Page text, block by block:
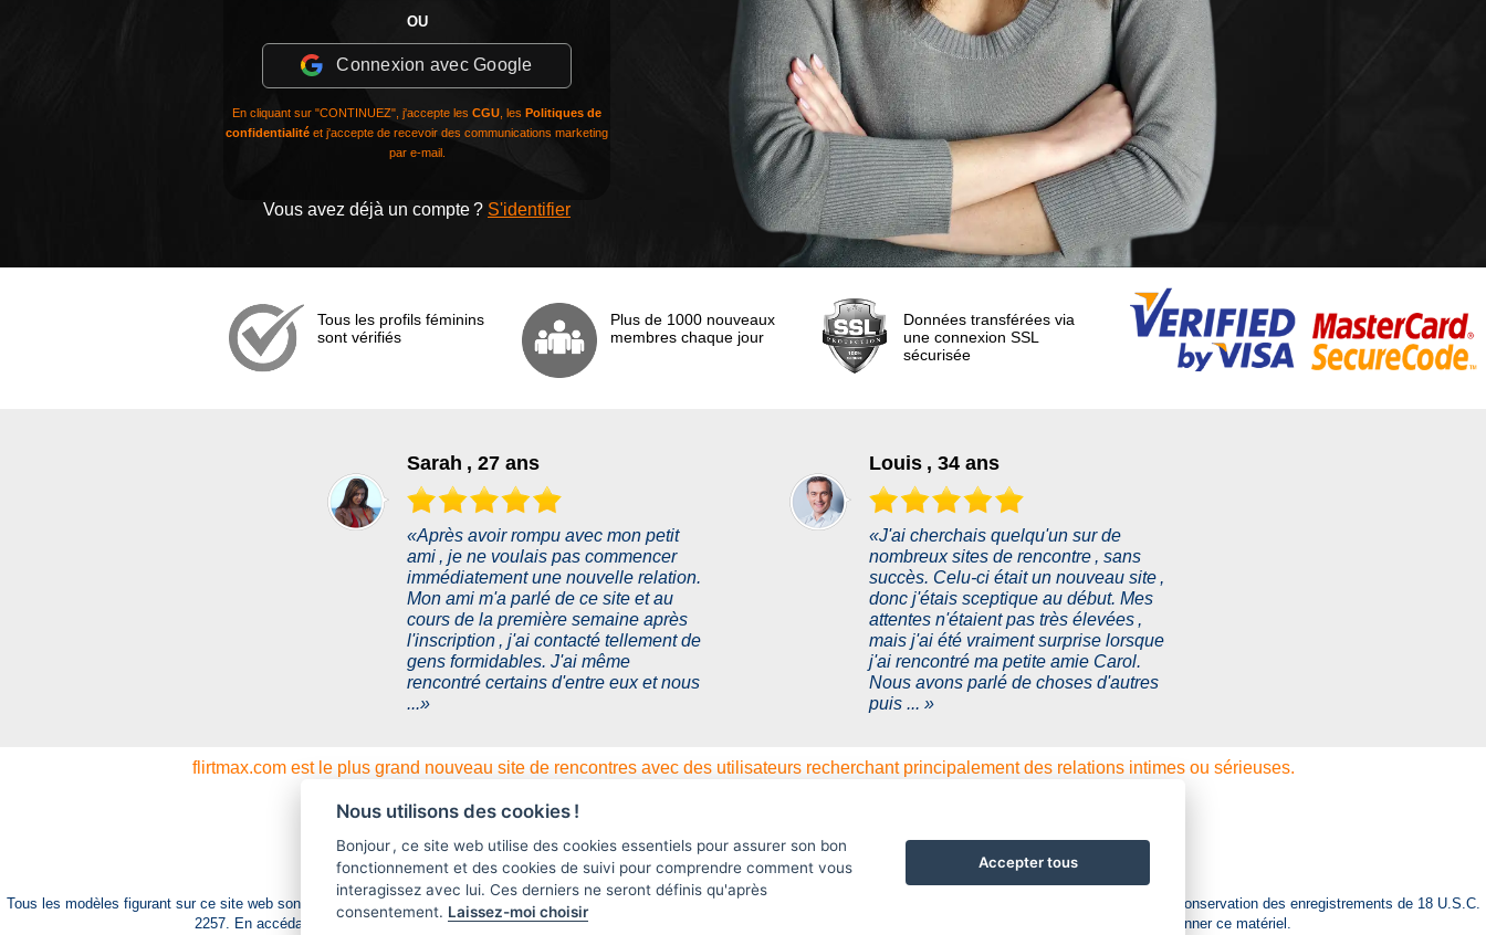
OU
Connexion avec Google
En cliquant sur "CONTINUEZ", j'accepte les CGU , les Politiques de
confidentialité et j'accepte de recevoir des communications marketing
par e-mail.
Vous avez déjà un compte ? S'identifier
Tous les profils féminins
sont vérifiés
Plus de 1000 nouveaux
membres chaque jour
Données transférées via
une connexion SSL
sécurisée
«Après avoir rompu avec mon petit
ami , je ne voulais pas commencer
immédiatement une nouvelle relation.
Mon ami m'a parlé de ce site et au
cours de la première semaine après
l'inscription , j'ai contacté tellement de
gens formidables. J'ai même
rencontré certains d'entre eux et nous
...»
Sarah , 27 ans
«J'ai cherchais quelqu'un sur de
nombreux sites de rencontre , sans
succès. Celu-ci était un nouveau site ,
donc j'étais sceptique au début. Mes
attentes n'étaient pas très élevées ,
mais j'ai été vraiment surprise lorsque
j'ai rencontré ma petite amie Carol.
Nous avons parlé de choses d'autres
puis ... »
Louis , 34 ans
flirtmax.com est le plus grand nouveau site de rencontres avec des utilisateurs recherchant principalement des relations intimes ou sérieuses.
Soutien technique A propos de nous
CB Media Ltd., Spaces Business Center Elstow Road, Suite #A3, Bedford, MK42 8PL, United Kingdom
Tous les modèles figurant sur ce site web sont âgés de 18 ans ou plus.Cliquez ici
pour les enregistrements requis en vertu de la déclaration de conformité relative aux exigences de conservation des enregistrements de 18 U.S.C.
2257. En accédant à ce site, vous attestez que vous avez l'âge légal dans votre région pour visionner du matériel pour adultes et que vous souhaitez visionner ce matériel.
Nous utilisons des cookies !
Bonjour , ce site web utilise des cookies essentiels pour assurer son bon
fonctionnement et des cookies de suivi pour comprendre comment vous
interagissez avec lui. Ces derniers ne seront définis qu'après
consentement. Laissez-moi choisir
Accepter tous